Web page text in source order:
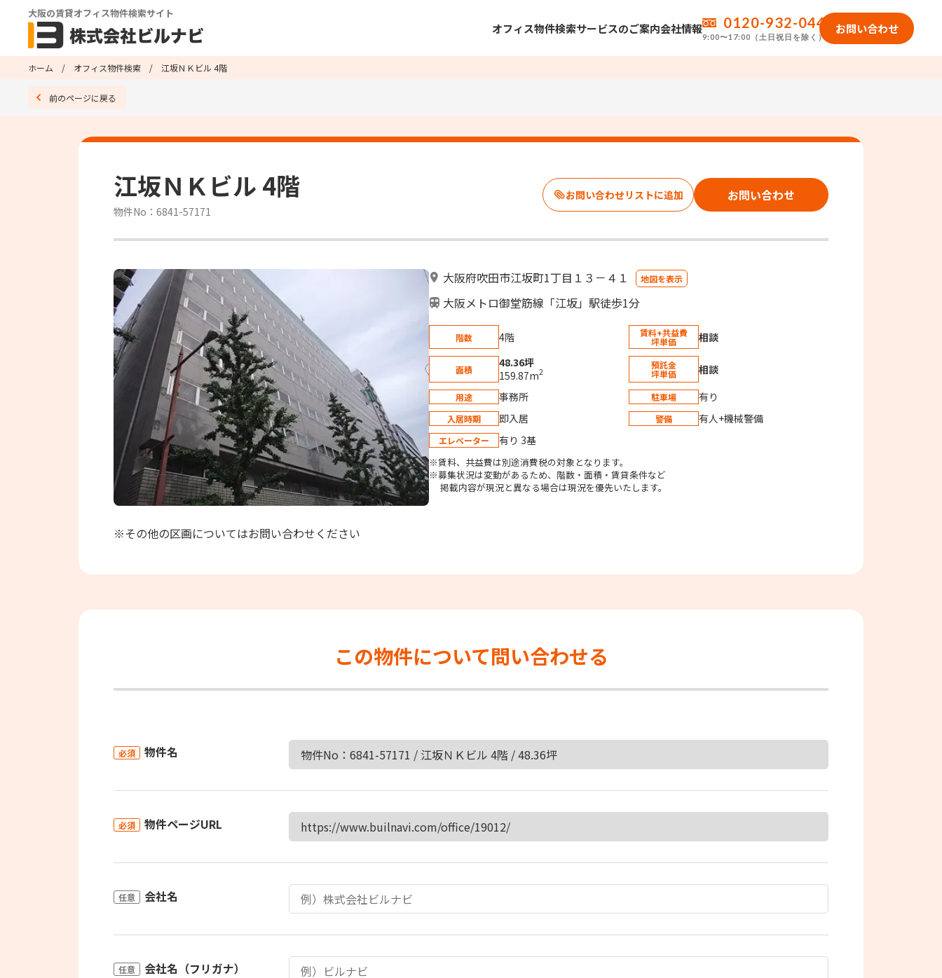
大阪の賃貸オフィス物件検索サイト
オフィス物件検索サービスのご案内会社情報 0120-932-044
9:00〜17:00（土日祝日を除く）
お問い合わせ
ホーム オフィス物件検索 江坂ＮＫビル 4階
前のページに戻る
江坂ＮＫビル 4階
物件No：6841-57171
お問い合わせ
大阪府吹田市江坂町1丁目１３－４１ 地図を表示
大阪メトロ御堂筋線「江坂」駅徒歩1分
階数 4階 賃料+共益費
坪単価 相談
面積
48.36坪
159.87m2
預託金
坪単価 相談
用途 事務所 駐車場 有り
入居時期 即入居 警備 有人+機械警備
エレベーター 有り 3基
※賃料、共益費は別途消費税の対象となります。
※募集状況は変動があるため、階数・面積・賃貸条件など
掲載内容が現況と異なる場合は現況を優先いたします。
※その他の区画についてはお問い合わせください
この物件について問い合わせる
必須 物件名
必須 物件ページURL
任意 会社名
任意 会社名（フリガナ）